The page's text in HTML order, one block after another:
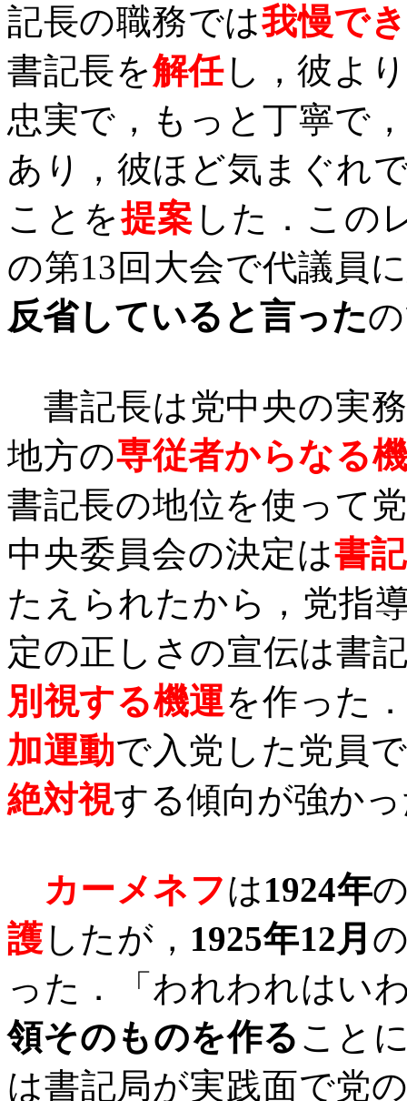
記長の職務では我慢で
書記長を解任し，彼よ
忠実で，もっと丁寧で
あり，彼ほど気まぐれ
ことを提案 した．この
の第13 回大会で代議員
反省していると言った
書記長は党中央の実
地方の専従者からなる
書記長の地位を使って
中央委員会の決定は書
たえられたから，党指
定の正しさの宣伝は書
別視する機運を作った
加運動で入党した党員
絶対視する傾向が強か
カーメネフは1924年
護 したが， 1925年12月
った．「われわれはい
領そのものを作る こと
は書記局が実践面で党